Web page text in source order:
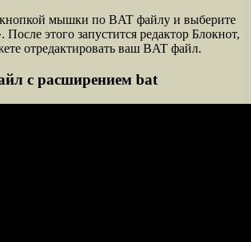
мышки по BAT файлу и выберите
этого запустится редактор Блокнот,
отредактировать ваш BAT файл.
с расширением bat